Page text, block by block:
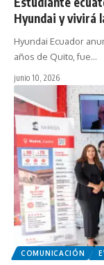
Hyundai y vivirá
Hyundai Ecuador
años de Quito, fue…
junio 10, 2026
COMUNICACIÓN